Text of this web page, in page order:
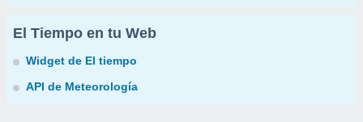
El Tiempo en tu Web
Widget de El tiempo
API de Meteorología